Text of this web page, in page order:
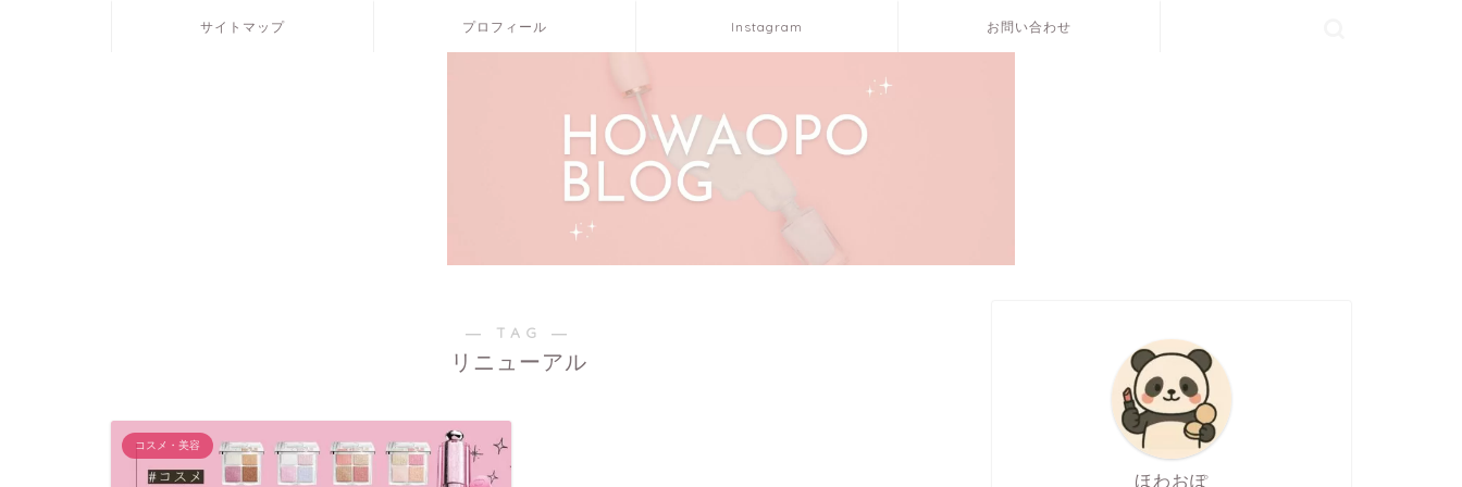
サイトマップ プロフィール Instagram お問い合わせ
― TAG ―
リニューアル
コスメ・美容
ほわおぽ